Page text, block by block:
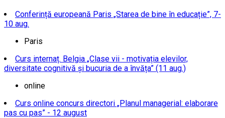
Conferință europeană Paris „Starea de bine în educație”, 7-
10 aug.
Paris
Curs internaț. Belgia „Clase vii - motivația elevilor,
diversitate cognitivă și bucuria de a învăța” (11 aug.)
online
Curs online concurs directori „Planul managerial: elaborare
pas cu pas” - 12 august